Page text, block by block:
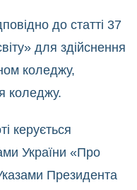
до статті 37
для здійснення
коледжу,
коледжу.
керується
України «Про
Президента